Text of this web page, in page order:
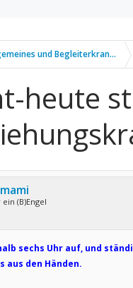
und
heute
(B)Engel
sechs Uhr auf, und
aus den Händen.